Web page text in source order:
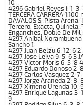
10
4296 Gabriel Reyes I. 1-3-
TERCERA CARRERA
DAVALOS S. Pista
Tercero, Exacta,
Enganches, Doble De
4297 Anibal Norambuena
Sancho 1
4297 Juan Belzu 6-12-6 2
4297 Jose Leiva 9-5-6 3
4297 Victor Moris 6-5-8 4
4297 Eduardo Donoso 2-
4297 Carlos Vasquez 2-
4297 Jorge Araneda 2-8-
4297 Ximeno Urenda 10-
4297 Enrique Lagunas 3-
9